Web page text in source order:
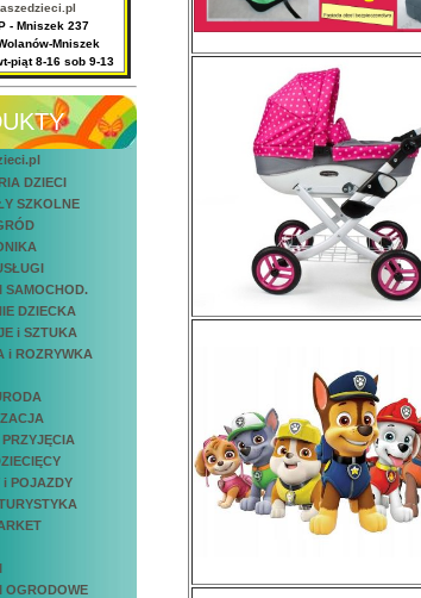
- Mniszek 237
Mniszek
piąt 8-16 sob 9-13
DZIECI
SZKOLNE
SAMOCHOD.
DZIECKA
i SZTUKA
i ROZRYWKA
i POJAZDY
OGRODOWE